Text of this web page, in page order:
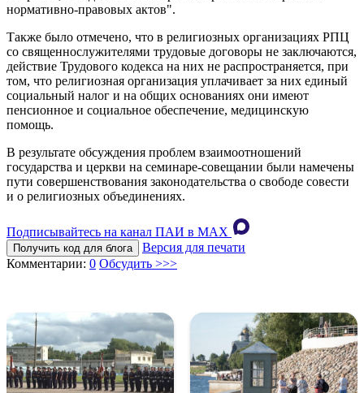
нормативно-правовых актов".
Также было отмечено, что в религиозных организациях РПЦ
со священнослужителями трудовые договоры не заключаются,
действие Трудового кодекса на них не распространяется, при
том, что религиозная организация уплачивает за них единый
социальный налог и на общих основаниях они имеют
пенсионное и социальное обеспечение, медицинскую
помощь.
В результате обсуждения проблем взаимоотношений
государства и церкви на семинаре-совещании были намечены
пути совершенствования законодательства о свободе совести
и о религиозных объединениях.
Подписывайтесь на канал ПАИ в MAХ
Получить код для блога
Версия для печати
Комментарии: 0 Обсудить >>>